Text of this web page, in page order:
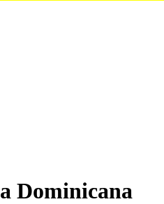
Dominicana